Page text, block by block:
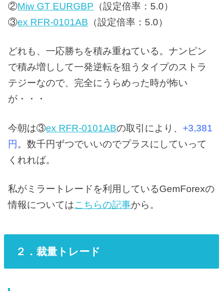
②Miw GT EURGBP （設定倍率：5.0）
③ex RFR-0101AB （設定倍率：5.0）
どれも、一応勝ちを積み重ねている。ナンピン
で積み増しして一発逆転を狙うタイプのストラ
テジーなので、完全にうらめった時が怖い
が・・・
今朝は③ex RFR-0101ABの取引により、 +3,381
円。数千円ずつでいいのでプラスにしていって
くれれば。
私がミラートレードを利用しているGemForexの
情報についてはこちらの記事から。
２．裁量トレード